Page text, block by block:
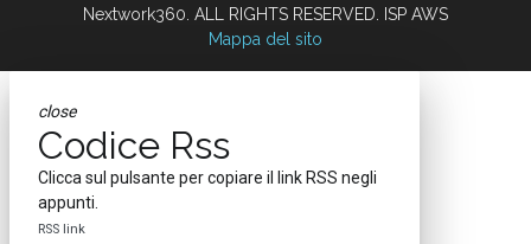
Nextwork360. ALL RIGHTS RESERVED. ISP AWS
Mappa del sito
close
Codice Rss
Clicca sul pulsante per copiare il link RSS negli
appunti.
RSS link